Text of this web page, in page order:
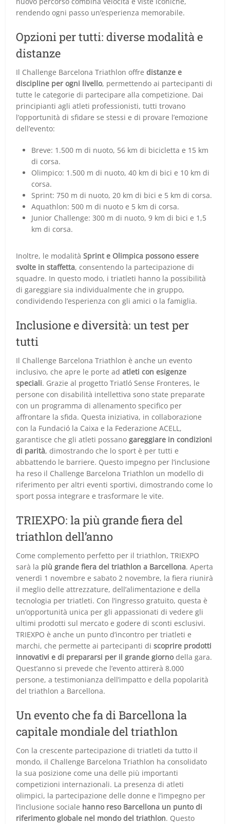
rendendo ogni passo un’esperienza memorabile.
Opzioni per tutti: diverse modalità e
distanze
Il Challenge Barcelona Triathlon offredistanze e
discipline per ogni livello, permettendo ai partecipanti di
tutte le categorie di partecipare alla competizione. Dai
principianti agli atleti professionisti, tutti trovano
l’opportunità di sfidare se stessi e di provare l’emozione
dell’evento:
Breve: 1.500 m di nuoto, 56 km di bicicletta e 15 km
di corsa.
Olimpico: 1.500 m di nuoto, 40 km di bici e 10 km di
corsa.
Sprint: 750 m di nuoto, 20 km di bici e 5 km di corsa.
Aquathlon: 500 m di nuoto e 5 km di corsa.
Junior Challenge: 300 m di nuoto, 9 km di bici e 1,5
km di corsa.
Inoltre, le modalitàSprint e Olimpica possono essere
svolte in staffetta, consentendo la partecipazione di
squadre. In questo modo, i triatleti hanno la possibilità
di gareggiare sia individualmente che in gruppo,
condividendo l’esperienza con gli amici o la famiglia.
Inclusione e diversità: un test per
tutti
Il Challenge Barcelona Triathlon è anche un evento
inclusivo, che apre le porte adatleti con esigenze
speciali. Grazie al progetto Triatló Sense Fronteres, le
persone con disabilità intellettiva sono state preparate
con un programma di allenamento specifico per
affrontare la sfida. Questa iniziativa, in collaborazione
con la Fundació la Caixa e la Federazione ACELL,
garantisce che gli atleti possanogareggiare in condizioni
di parità, dimostrando che lo sport è per tutti e
abbattendo le barriere. Questo impegno per l’inclusione
ha reso il Challenge Barcelona Triathlon un modello di
riferimento per altri eventi sportivi, dimostrando come lo
sport possa integrare e trasformare le vite.
TRIEXPO: la più grande fiera del
triathlon dell’anno
Come complemento perfetto per il triathlon, TRIEXPO
sarà la più grande fiera del triathlon a Barcellona. Aperta
venerdì 1 novembre e sabato 2 novembre, la fiera riunirà
il meglio delle attrezzature, dell’alimentazione e della
tecnologia per triatleti. Con l’ingresso gratuito, questa è
un’opportunità unica per gli appassionati di vedere gli
ultimi prodotti sul mercato e godere di sconti esclusivi.
TRIEXPO è anche un punto d’incontro per triatleti e
marchi, che permette ai partecipanti discoprire prodotti
innovativi e di prepararsi per il grande giornodella gara.
Quest’anno si prevede che l’evento attirerà 8.000
persone, a testimonianza dell’impatto e della popolarità
del triathlon a Barcellona.
Un evento che fa di Barcellona la
capitale mondiale del triathlon
Con la crescente partecipazione di triatleti da tutto il
mondo, il Challenge Barcelona Triathlon ha consolidato
la sua posizione come una delle più importanti
competizioni internazionali. La presenza di atleti
olimpici, la partecipazione delle donne e l’impegno per
l’inclusione sociale hanno reso Barcellona un punto di
riferimento globale nel mondo del triathlon. Questo